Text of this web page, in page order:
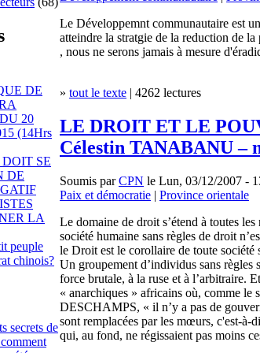
DE
20
(14Hrs
SE
DE
LA
peuple
chinois?
secrets de
Le Développemnt communautaire est
atteindre la stratgie de la reduction de
, nous ne serons jamais à mesure
» tout le texte | 4262 lectures
LE DROIT ET LE
Célestin TANABANU –
Soumis parCPN le Lun, 03/12/2007 -
Paix et démocratie | Province orientale
Le domaine de droit s’étend à toutes
société humaine sans règles de droit
le Droit est le corollaire de toute société
Un groupement d’individus sans règles
force brutale, à la ruse et à l’arbitraire.
« anarchiques » africains où, comme le
DESCHAMPS, « il n’y a pas de
sont remplacées par les mœurs, c'est-à-
qui, au fond, ne régissaient pas moins